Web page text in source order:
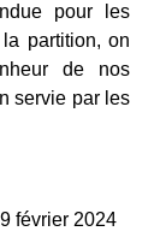
pour les
partition, on
de nos
servie par les
février 2024